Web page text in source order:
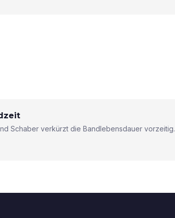
Schaber verkürzt die Bandlebensdauer vorzeitig.